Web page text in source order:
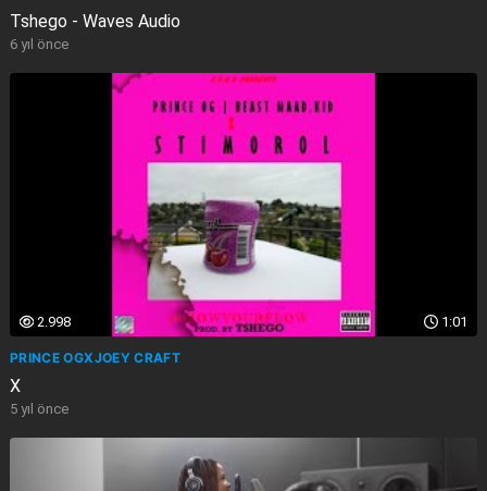
Tshego - Waves Audio
6 yıl önce
1:01
2.998
PRINCE OGXJOEY CRAFT
X
5 yıl önce